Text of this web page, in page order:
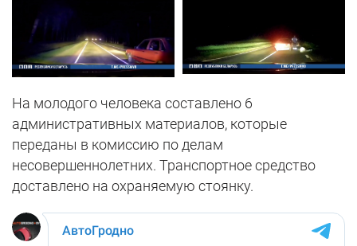
На молодого человека составлено 6
административных материалов, которые
переданы в комиссию по делам
несовершеннолетних. Транспортное средство
доставлено на охраняемую стоянку.